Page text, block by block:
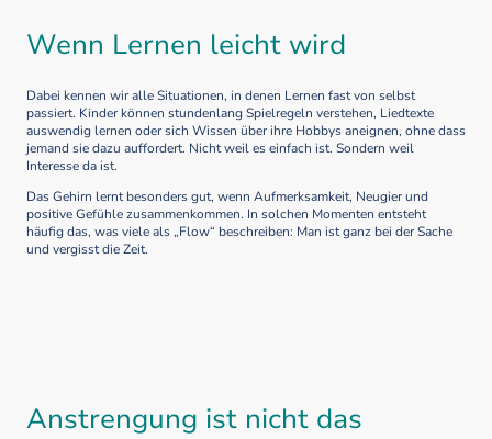
Wenn Lernen leicht wird
Dabei kennen wir alle Situationen, in denen Lernen fast von selbst
passiert. Kinder können stundenlang Spielregeln verstehen, Liedtexte
auswendig lernen oder sich Wissen über ihre Hobbys aneignen, ohne dass
jemand sie dazu auffordert. Nicht weil es einfach ist. Sondern weil
Interesse da ist.
Das Gehirn lernt besonders gut, wenn Aufmerksamkeit, Neugier und
positive Gefühle zusammenkommen. In solchen Momenten entsteht
häufig das, was viele als „Flow“ beschreiben: Man ist ganz bei der Sache
und vergisst die Zeit.
Anstrengung ist nicht das